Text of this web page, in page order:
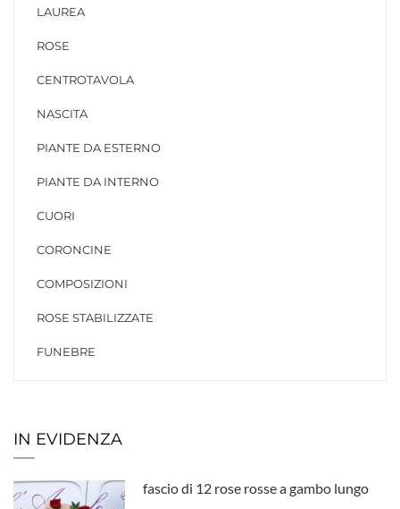
LAUREA
ROSE
CENTROTAVOLA
NASCITA
PIANTE DA ESTERNO
PIANTE DA INTERNO
CUORI
CORONCINE
COMPOSIZIONI
ROSE STABILIZZATE
FUNEBRE
IN EVIDENZA
fascio di 12 rose rosse a gambo lungo